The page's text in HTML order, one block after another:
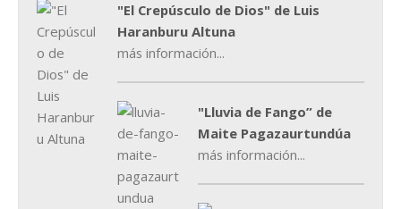
"El Crepúsculo de Dios" de Luis
Haranburu Altuna
más información...
"Lluvia de Fango” de
Maite Pagazaurtundúa
más información...